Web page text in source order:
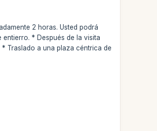
2 horas. Usted podrá
entierro. * Después de la visita
Traslado a una plaza céntrica de